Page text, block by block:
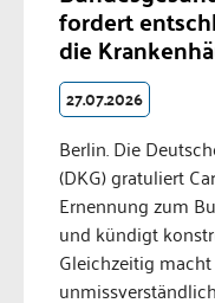
fordert
die
27.07.2026
Berlin. Die
(DKG) gratuliert
Ernennung zum
und kündigt
Gleichzeitig